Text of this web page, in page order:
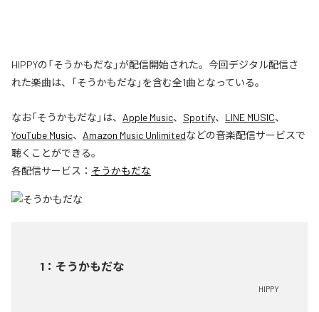
HIPPYの「そうかもだな」が配信開始された。今回デジタル配信さ
れた楽曲は、「そうかもだな」を含む全1曲となっている。
なお「そうかもだな 」は、 Apple Music、 Spotify、 LINE MUSIC、
YouTube Music、 Amazon Music Unlimitedなどの音楽配信サービスで
聴くことができる。
各配信サービス： そうかもだな
1 ： そうかもだな
HIPPY